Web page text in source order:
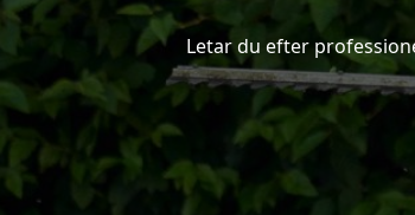
Letar du efter